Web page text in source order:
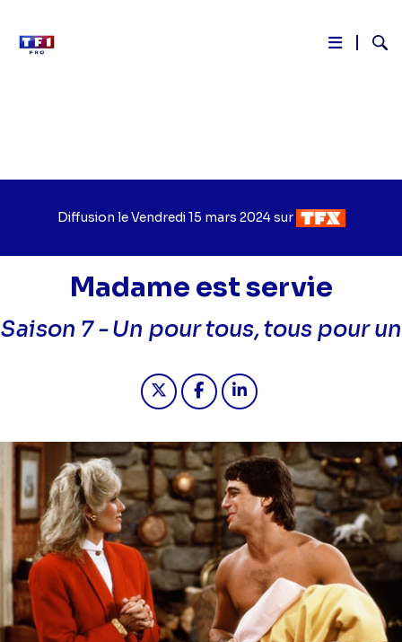
Diffusion leJour
diffusion
Vendredi 15 mars 2024sur Chaîne
diffusion
Madame est servie
Saison 7 -Un pour tous, tous pour un
Partager "2024-03-15 13:05 -
Partager "2024-03-15